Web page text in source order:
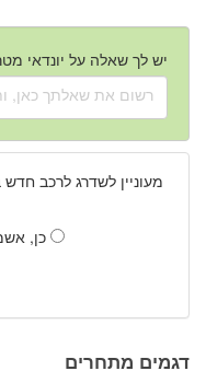
יש לך שאלה על יונדאי מטריקס 2008 - 2011
מעוניין לשדרג לרכב
כן,
דגמים מתחרים